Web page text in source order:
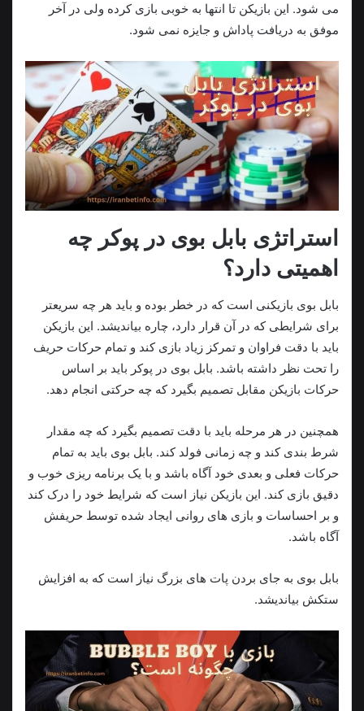
می شود. این بازیکن تا انتها به خوبی بازی کرده ولی در آخر
موفق به دریافت پاداش و جایزه نمی شود.
استراتژی بابل بوی در پوکر چه
اهمیتی دارد؟
بابل بوی بازیکنی است که در خطر بوده و باید هر چه سریعتر
برای شرایطی که در آن قرار دارد، چاره بیاندیشد. این بازیکن
باید با دقت فراوان و تمرکز زیاد بازی کند و تمام حرکات حریف
را تحت نظر داشته باشد. بابل بوی در پوکر باید بر اساس
حرکات بازیکن مقابل تصمیم بگیرد که چه حرکتی انجام دهد.
همچنین در هر مرحله باید با دقت تصمیم بگیرد که چه مقدار
شرط بندی کند و چه زمانی فولد کند. بابل بوی باید به تمام
حرکات فعلی و بعدی خود آگاه باشد و با یک برنامه ریزی خوب و
دقیق بازی کند. این بازیکن نیاز است که شرایط خود را درک کند
و بر احساسات و بازی های روانی ایجاد شده توسط حریفش
آگاه باشد.
بابل بوی به جای بردن پات های بزرگ نیاز است که به افزایش
ستکش بیاندیشد.